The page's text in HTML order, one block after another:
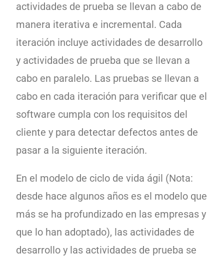
actividades de prueba se llevan a cabo de
manera iterativa e incremental. Cada
iteración incluye actividades de desarrollo
y actividades de prueba que se llevan a
cabo en paralelo. Las pruebas se llevan a
cabo en cada iteración para verificar que el
software cumpla con los requisitos del
cliente y para detectar defectos antes de
pasar a la siguiente iteración.
En el modelo de ciclo de vida ágil (Nota:
desde hace algunos años es el modelo que
más se ha profundizado en las empresas y
que lo han adoptado), las actividades de
desarrollo y las actividades de prueba se